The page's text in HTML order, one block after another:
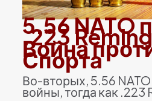
5.56 NATO
.223
Война
Спорта
Во-вторых, 5.56
войны, тогда как